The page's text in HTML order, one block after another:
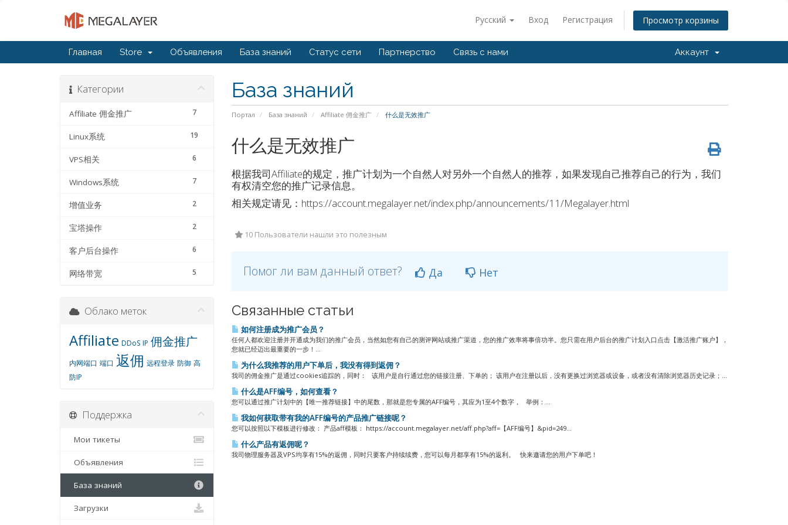
Русский Вход Регистрация Просмотр корзины
Главная Store Объявления База знаний Статус сети Партнерство Связь с нами Аккаунт
База знаний
Портал База знаний Affiliate 佣金推广 什么是无效推广
Категории
7
Affiliate 佣金推广
19
Linux系统
6
VPS相关
7
Windows系统
2
增值业务
2
宝塔操作
6
客户后台操作
5
网络带宽
什么是无效推广
根据我司Affiliate的规定，推广计划为一个自然人对另外一个自然人的推荐，如果发现自己推荐自己的行为，我们
有权清空您的推广记录信息。
相关规定请见：https://account.megalayer.net/index.php/announcements/11/Megalayer.html
10 Пользователи нашли это полезным
Помог ли вам данный ответ? Да Нет
Связанные статьи
如何注册成为推广会员？
任何人都欢迎注册并开通成为我们的推广会员，当然如您有自己的测评网站或推广渠道，您的推广效率将事倍功半。您只需在用户后台的推广计划入口点击【激活推广账户】，
您就已经迈出最重要的一步！...
为什么我推荐的用户下单后，我没有得到返佣？
我司的佣金推广是通过cookies追踪的，同时： 该用户是自行通过您的链接注册、下单的； 该用户在注册以后，没有更换过浏览器或设备，或者没有清除浏览器历史记录；...
什么是AFF编号，如何查看？
您可以通过推广计划中的【唯一推荐链接】中的尾数，那就是您专属的AFF编号，其应为1至4个数字， 举例：...
我如何获取带有我的AFF编号的产品推广链接呢？
您可以按照以下模板进行修改： 产品aff模板： https://account.megalayer.net/aff.php?aff=【AFF编号】&pid=249...
什么产品有返佣呢？
我司物理服务器及VPS均享有15%的返佣，同时只要客户持续续费，您可以每月都享有15%的返利。 快来邀请您的用户下单吧！
Облако меток
Affiliate DDoS IP 佣金推广
内网端口 端口 返佣 远程登录 防御 高
防IP
Поддержка
Мои тикеты
Объявления
База знаний
Загрузки